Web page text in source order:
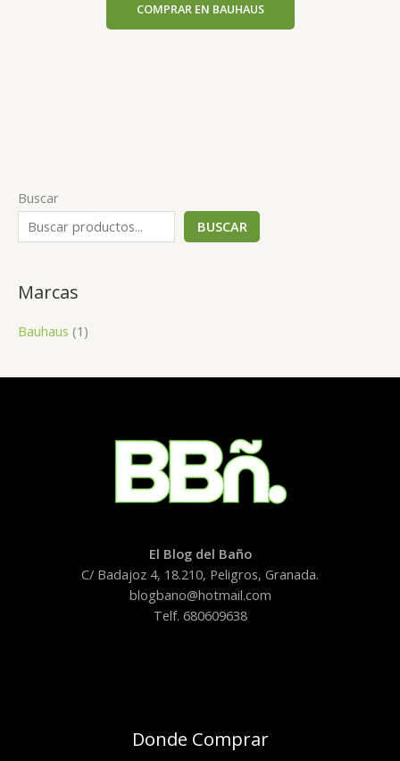
Buscar
BUSCAR
Marcas
Bauhaus (1)
COMPRAR EN BAUHAUS
El Blog del Baño
C/ Badajoz 4, 18.210, Peligros, Granada.
blogbano@hotmail.com
Telf. 680609638
Donde Comprar